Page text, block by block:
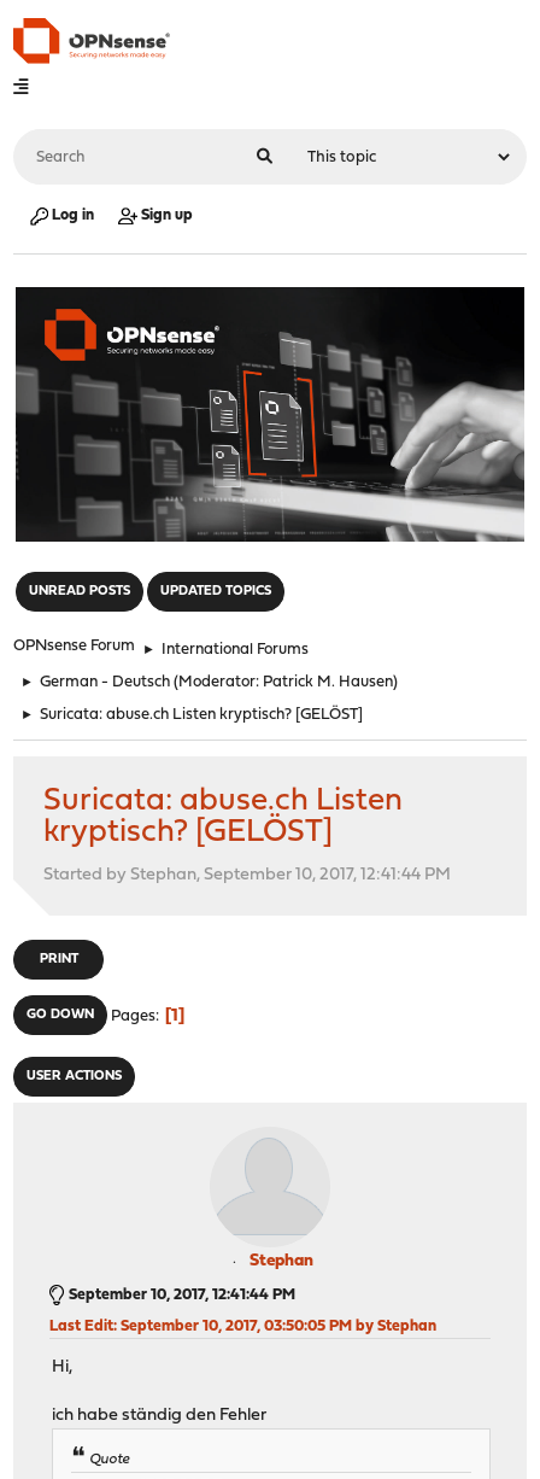
Log in Sign up
UNREAD POSTS UPDATED TOPICS
OPNsense Forum ► International Forums
► German - Deutsch (Moderator: Patrick M. Hausen)
► Suricata: abuse.ch Listen kryptisch? [GELÖST]
Suricata: abuse.ch Listen
kryptisch? [GELÖST]
Started by Stephan, September 10, 2017, 12:41:44 PM
PRINT
GO DOWN Pages 1
USER ACTIONS
Stephan
September 10, 2017, 12:41:44 PM
Last Edit: September 10, 2017, 03:50:05 PM by Stephan
Hi,
ich habe ständig den Fehler
Quote